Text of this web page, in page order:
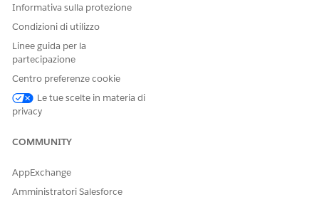
QUESTO ARTICOLO HA RISOLTO IL PROBLEMA?
Informativa sulla protezione
Condizioni di utilizzo
Linee guida per la
partecipazione
Centro preferenze cookie
Le tue scelte in materia di
privacy
COMMUNITY
AppExchange
Amministratori Salesforce